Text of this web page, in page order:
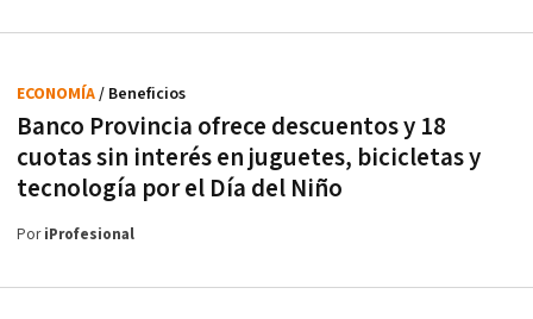
Banco Provincia ofrece descuentos y 18
cuotas sin interés en juguetes, bicicletas y
tecnología por el Día del Niño
ECONOMÍA/ Beneficios
PoriProfesional